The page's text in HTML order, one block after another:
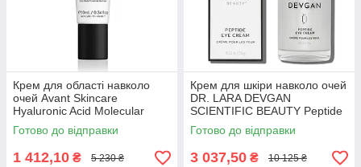
Крем для області навколо
очей Avant Skincare
Hyaluronic Acid Molecular
Boost для зменшення
зморшок і зволоження, 10 мл
Готово до відправки
1 412,10 ₴ 5 230 ₴
Крем для шкіри навколо очей
DR. LARA DEVGAN
SCIENTIFIC BEAUTY Peptide
Eye Cream 15g – для
омолодження та зменшення
набряків
Готово до відправки
3 037,50 ₴ 10 125 ₴